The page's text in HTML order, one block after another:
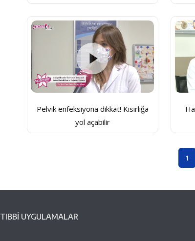
Pelvik enfeksiyona dikkat! Kısırlığa
yol açabilir
1
TIBBİ UYGULAMALAR